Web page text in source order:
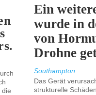
die
Ein
wurde in
von
Drohne
Southampton
Das Gerät
strukturelle